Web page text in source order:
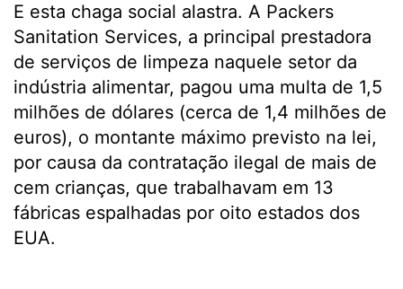
E esta chaga social alastra. A Packers
Sanitation Services, a principal prestadora
de serviços de limpeza naquele setor da
indústria alimentar, pagou uma multa de 1,5
milhões de dólares (cerca de 1,4 milhões de
euros), o montante máximo previsto na lei,
por causa da contratação ilegal de mais de
cem crianças, que trabalhavam em 13
fábricas espalhadas por oito estados dos
EUA.